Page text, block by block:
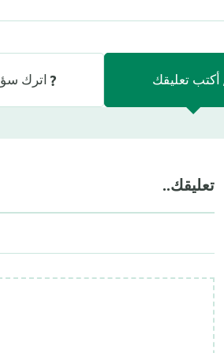
أكتب تعليقك اترك
تعليقك..